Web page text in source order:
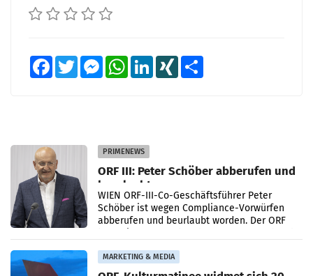
FacebookTwitter MessengerWhatsAppLinkedInXING
PRIMENEWS
ORF III: Peter Schöber abberufen und
beurlaubt
WIEN ORF-III-Co-Geschäftsführer Peter
Schöber ist wegen Compliance-Vorwürfen
abberufen und beurlaubt worden. Der ORF
MARKETING & MEDIA